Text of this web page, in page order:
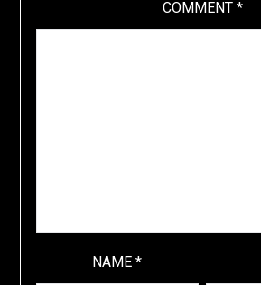
COMMENT *
NAME*